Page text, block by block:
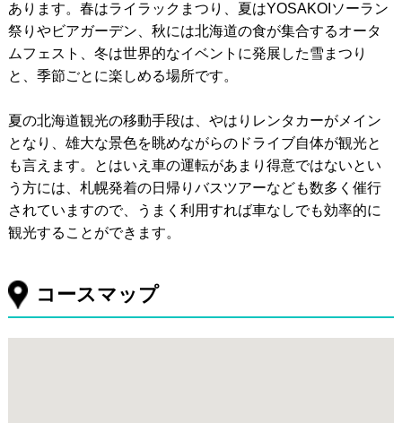
あります。春はライラックまつり、夏はYOSAKOIソーラン
祭りやビアガーデン、秋には北海道の食が集合するオータ
ムフェスト、冬は世界的なイベントに発展した雪まつり
と、季節ごとに楽しめる場所です。
夏の北海道観光の移動手段は、やはりレンタカーがメイン
となり、雄大な景色を眺めながらのドライブ自体が観光と
も言えます。とはいえ車の運転があまり得意ではないとい
う方には、札幌発着の日帰りバスツアーなども数多く催行
されていますので、うまく利用すれば車なしでも効率的に
観光することができます。
コースマップ